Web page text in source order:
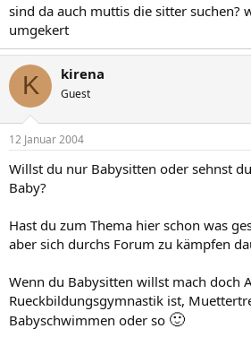
sind da auch muttis die sitter suchen?
umgekert
K kirena
Guest
12 Januar 2004
Willst du nur Babysitten oder sehnst
Baby?
Hast du zum Thema hier schon was
aber sich durchs Forum zu kämpfen
Wenn du Babysitten willst mach doch
Rueckbildungsgymnastik ist,
Babyschwimmen oder so 🙂